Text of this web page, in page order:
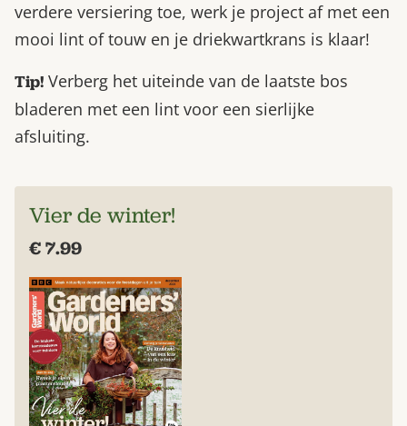
verdere versiering toe, werk je project af met een
mooi lint of touw en je driekwartkrans is klaar!
Tip! Verberg het uiteinde van de laatste bos
bladeren met een lint voor een sierlijke
afsluiting.
Vier de winter!
€ 7.99